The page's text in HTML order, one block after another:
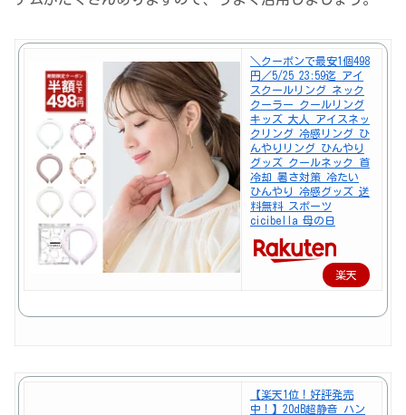
＼クーポンで最安1個498
円／5/25 23:59迄 アイ
スクールリング ネック
クーラー クールリング
キッズ 大人 アイスネッ
クリング 冷感リング ひ
んやりリング ひんやり
グッズ クールネック 首
冷却 暑さ対策 冷たい
ひんやり 冷感グッズ 送
料無料 スポーツ
cicibella 母の日
楽天
【楽天1位！好評発売
中！】20dB超静音 ハン